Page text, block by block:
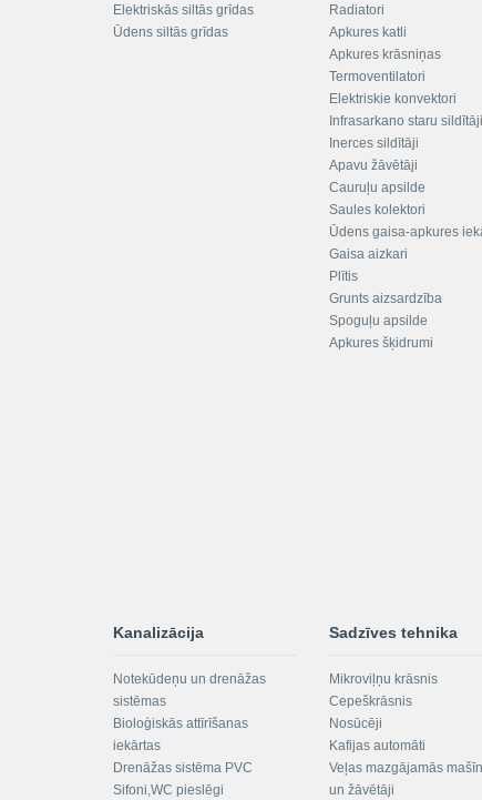
Elektriskās siltās grīdas
Ūdens siltās grīdas
Radiatori
Apkures katli
Apkures krāsniņas
Termoventilatori
Elektriskie konvektori
Infrasarkano staru sildītāji
Inerces sildītāji
Apavu žāvētāji
Cauruļu apsilde
Saules kolektori
Ūdens gaisa-apkures
Gaisa aizkari
Plītis
Grunts aizsardzība
Spoguļu apsilde
Apkures šķidrumi
Kanalizācija
Notekūdeņu un drenāžas
sistēmas
Bioloģiskās attīrīšanas
iekārtas
Drenāžas sistēma PVC
Sifoni,WC pieslēgi
Sadzīves tehnika
Mikroviļņu krāsnis
Cepeškrāsnis
Nosūcēji
Kafijas automāti
Veļas mazgājamās
un žāvētāji